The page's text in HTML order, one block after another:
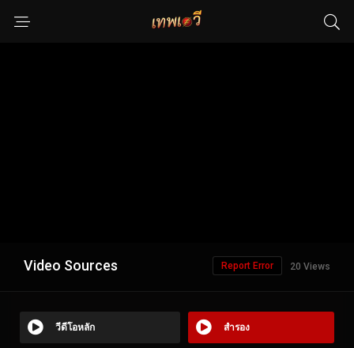
Video Sources 20 Views
Report Error
วีดีโอหลัก สำรอง